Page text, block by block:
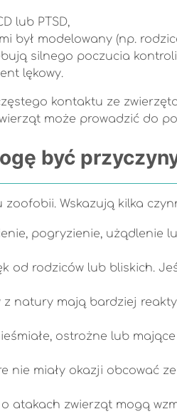
lub PTSD,
był modelowany (np.
silnego poczucia
lękowy.
kontaktu ze
może prowadzić do
być
Wskazują kilka
pogryzienie, użądlenie
od rodziców lub bliskich.
z natury mają bardziej
ostrożne lub
nie miały okazji obcować
o atakach zwierząt mogą